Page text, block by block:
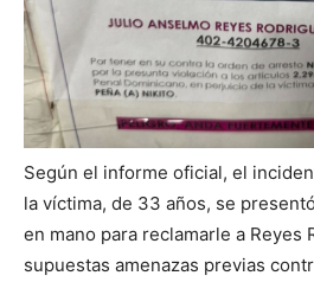
Según el informe oficial, el
la víctima, de 33 años, se
en mano para reclamarle a Reyes
supuestas amenazas previas